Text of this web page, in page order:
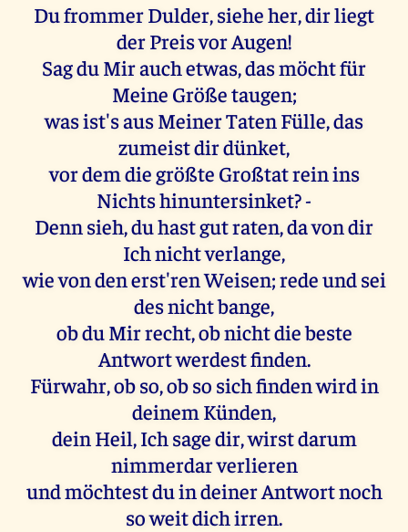
Du frommer Dulder, siehe her, dir liegt
der Preis vor Augen!
Sag du Mir auch etwas, das möcht für
Meine Größe taugen;
was ist's aus Meiner Taten Fülle, das
zumeist dir dünket,
vor dem die größte Großtat rein ins
Nichts hinuntersinket? -
Denn sieh, du hast gut raten, da von dir
Ich nicht verlange,
wie von den erst'ren Weisen; rede und sei
des nicht bange,
ob du Mir recht, ob nicht die beste
Antwort werdest finden.
Fürwahr, ob so, ob so sich finden wird in
deinem Künden,
dein Heil, Ich sage dir, wirst darum
nimmerdar verlieren
und möchtest du in deiner Antwort noch
so weit dich irren.